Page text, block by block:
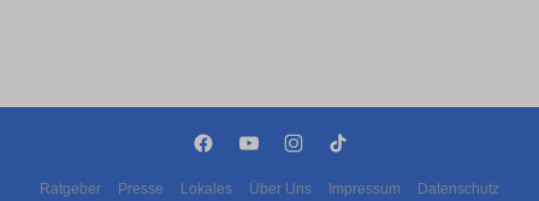
Ratgeber Presse Lokales Über Uns Impressum Datenschutz